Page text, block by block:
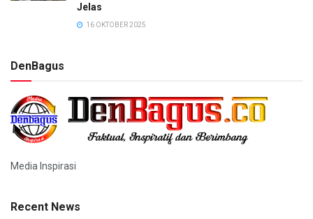
Jelas
16 OKTOBER 2025
DenBagus
Media Inspirasi
Recent News